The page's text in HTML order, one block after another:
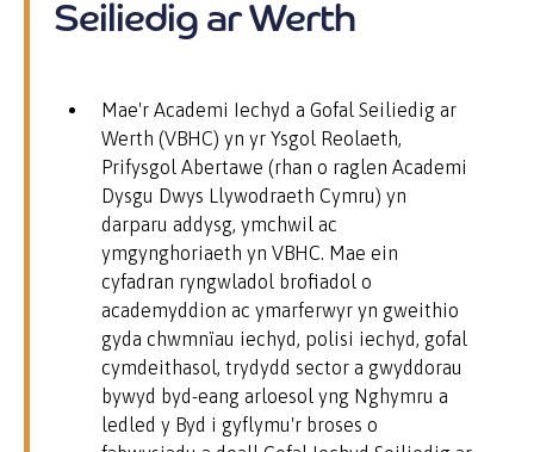
Seiliedig ar Werth
Mae'r Academi Iechyd a Gofal Seiliedig ar
Werth (VBHC) yn yr Ysgol Reolaeth,
Prifysgol Abertawe (rhan o raglen Academi
Dysgu Dwys Llywodraeth Cymru) yn
darparu addysg, ymchwil ac
ymgynghoriaeth yn VBHC. Mae ein
cyfadran ryngwladol brofiadol o
academyddion ac ymarferwyr yn gweithio
gyda chwmnïau iechyd, polisi iechyd, gofal
cymdeithasol, trydydd sector a gwyddorau
bywyd byd-eang arloesol yng Nghymru a
ledled y Byd i gyflymu'r broses o